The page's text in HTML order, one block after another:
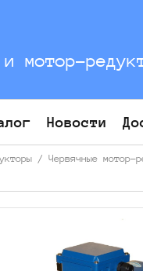
и мотор-
Новости
/ Червячные мотор-